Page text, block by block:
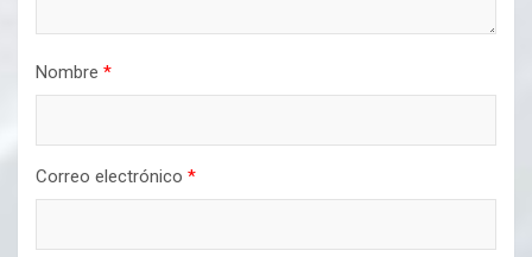
Nombre *
Correo electrónico *